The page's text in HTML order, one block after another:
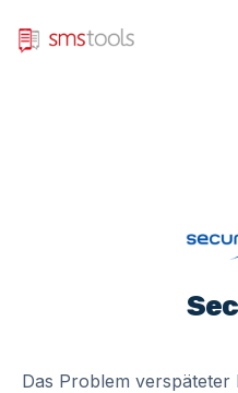
Das Problem verspäteter